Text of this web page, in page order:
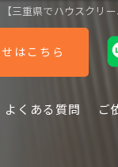
三重県でハウスクリー
はこちら
よくある質問 ご